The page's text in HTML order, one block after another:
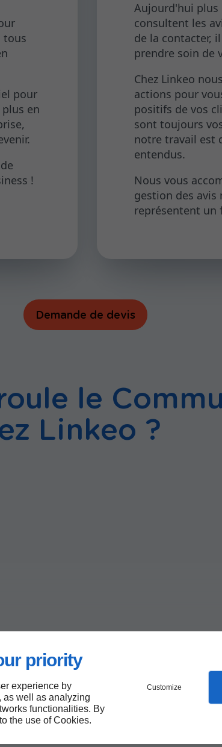
priority
experience by
as well as analyzing
functionalities. By
the use of Cookies.
Customize
tous
pour
en
!
Aujourd'hui plus
consultent les
de la contacter,
prendre soin de
Chez Linkeo
actions pour
positifs de vos
sont toujours
notre travail est
entendus.
Nous vous
gestion des
représentent un
Demande de devis
le
Linkeo ?